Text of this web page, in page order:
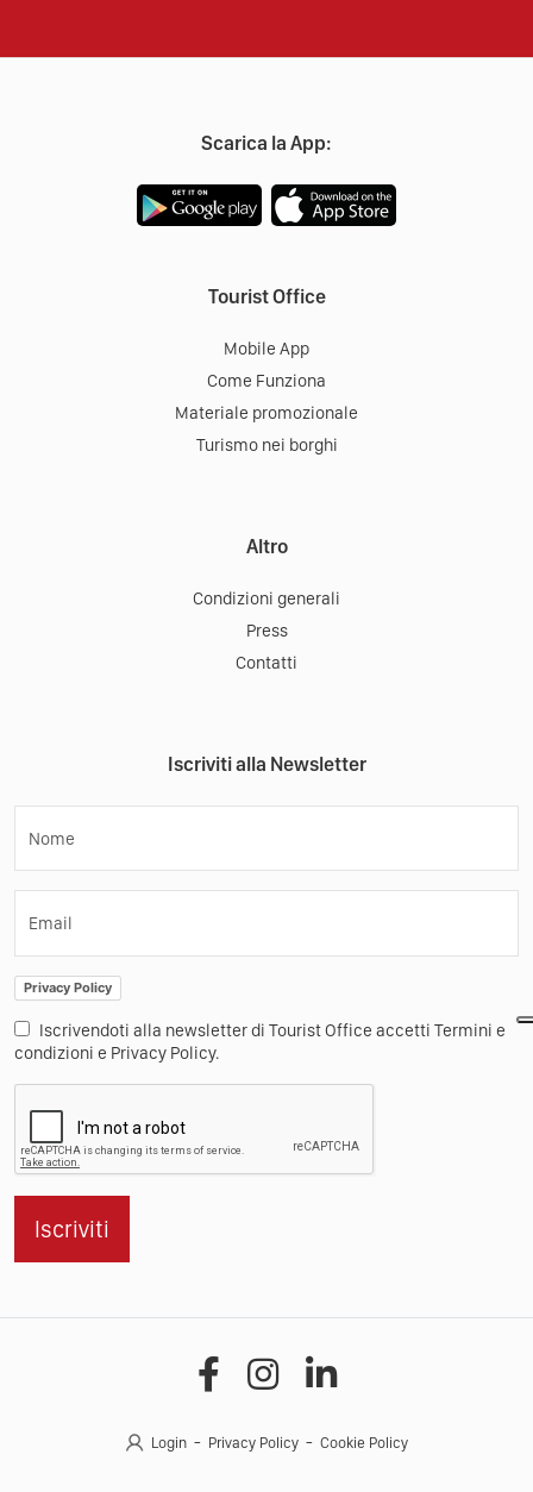
Scarica la App:
Tourist Office
Mobile App
Come Funziona
Materiale promozionale
Turismo nei borghi
Altro
Condizioni generali
Press
Contatti
Iscriviti alla Newsletter
Nome
Email
Privacy Policy
Iscrivendoti alla newsletter di Tourist Office accetti Termini e
condizioni e Privacy Policy.
Iscriviti
Login Privacy Policy Cookie Policy